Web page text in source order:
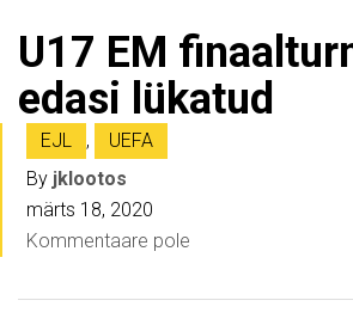
U17 EM
edasi lükatud
EJL ,
UEFA
By jklootos
märts 18, 2020
Kommentaare pole